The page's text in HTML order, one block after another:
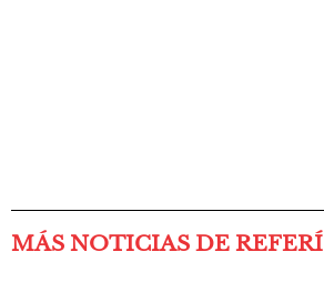
MÁS NOTICIAS DE REFERÍ